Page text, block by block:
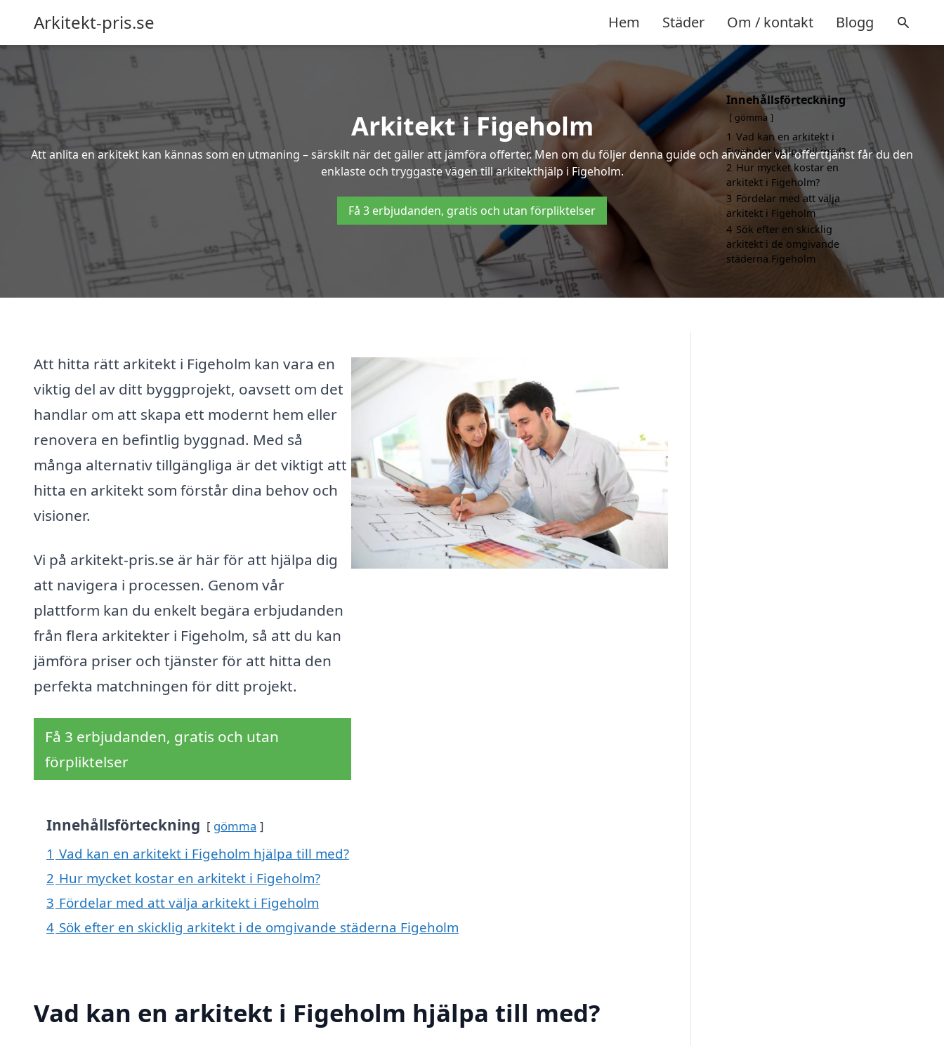
Arkitekt-pris.se Hem Städer Om / kontakt Blogg
Arkitekt i Figeholm
Att anlita en arkitekt kan kännas som en utmaning – särskilt när det gäller att jämföra offerter. Men om du följer denna guide och använder vår offerttjänst får du den
enklaste och tryggaste vägen till arkitekthjälp i Figeholm.
Få 3 erbjudanden, gratis och utan förpliktelser
Att hitta rätt arkitekt i Figeholm kan vara en
viktig del av ditt byggprojekt, oavsett om det
handlar om att skapa ett modernt hem eller
renovera en befintlig byggnad. Med så
många alternativ tillgängliga är det viktigt att
hitta en arkitekt som förstår dina behov och
visioner.
Vi på arkitekt-pris.se är här för att hjälpa dig
att navigera i processen. Genom vår
plattform kan du enkelt begära erbjudanden
från flera arkitekter i Figeholm, så att du kan
jämföra priser och tjänster för att hitta den
perfekta matchningen för ditt projekt.
Få 3 erbjudanden, gratis och utan
förpliktelser
Innehållsförteckning gömma
1 Vad kan en arkitekt i Figeholm hjälpa till med?
2 Hur mycket kostar en arkitekt i Figeholm?
3 Fördelar med att välja arkitekt i Figeholm
4 Sök efter en skicklig arkitekt i de omgivande städerna Figeholm
Vad kan en arkitekt i Figeholm hjälpa till med?
Innehållsförteckning
gömma
1 Vad kan en arkitekt i
Figeholm hjälpa till med?
2 Hur mycket kostar en
arkitekt i Figeholm?
3 Fördelar med att välja
arkitekt i Figeholm
4 Sök efter en skicklig
arkitekt i de omgivande
städerna Figeholm